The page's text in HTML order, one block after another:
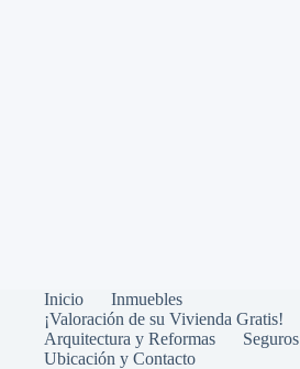
Inicio
Inmuebles
¡Valoración de su Vivienda Gratis!
Arquitectura y Reformas
Seguros
Ubicación y Contacto